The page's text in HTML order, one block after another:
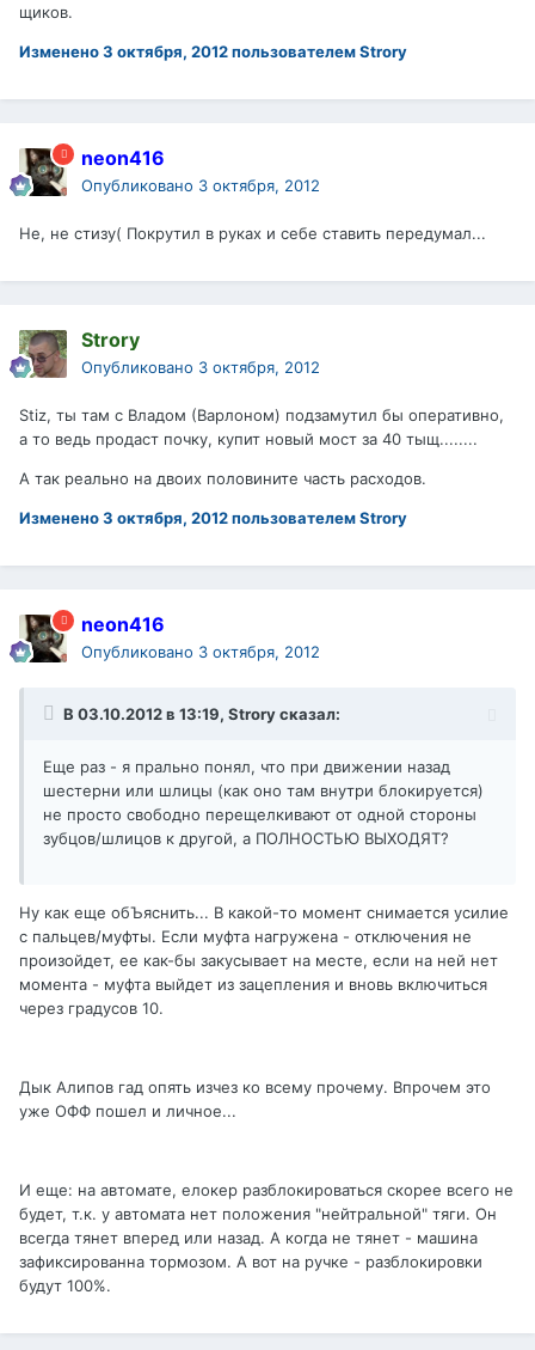
щиков.
Изменено3 октября, 2012пользователем Strory
neon416
Опубликовано 3 октября, 2012
Не, не стизу( Покрутил в руках и себе ставить передумал...
Strory
Опубликовано 3 октября, 2012
Stiz, ты там с Владом (Варлоном) подзамутил бы оперативно,
а то ведь продаст почку, купит новый мост за 40 тыщ........
А так реально на двоих половините часть расходов.
Изменено3 октября, 2012пользователем Strory
neon416
Опубликовано 3 октября, 2012
В 03.10.2012 в 13:19, Strory сказал:
Еще раз - я прально понял, что при движении назад
шестерни или шлицы (как оно там внутри блокируется)
не просто свободно перещелкивают от одной стороны
зубцов/шлицов к другой, а ПОЛНОСТЬЮ ВЫХОДЯТ?
Ну как еще обЪяснить... В какой-то момент снимается усилие
с пальцев/муфты. Если муфта нагружена - отключения не
произойдет, ее как-бы закусывает на месте, если на ней нет
момента - муфта выйдет из зацепления и вновь включиться
через градусов 10.
Дык Алипов гад опять изчез ко всему прочему. Впрочем это
уже ОФФ пошел и личное...
И еще: на автомате, елокер разблокироваться скорее всего не
будет, т.к. у автомата нет положения "нейтральной" тяги. Он
всегда тянет вперед или назад. А когда не тянет - машина
зафиксированна тормозом. А вот на ручке - разблокировки
будут 100%.